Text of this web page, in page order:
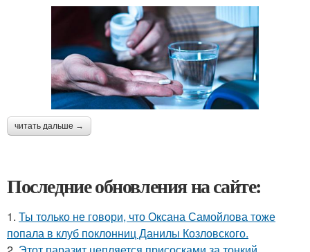
читать дальше →
Последние обновления на сайте:
1. Ты только не говори, что Оксана Самойлова тоже
попала в клуб поклонниц Данилы Козловского.